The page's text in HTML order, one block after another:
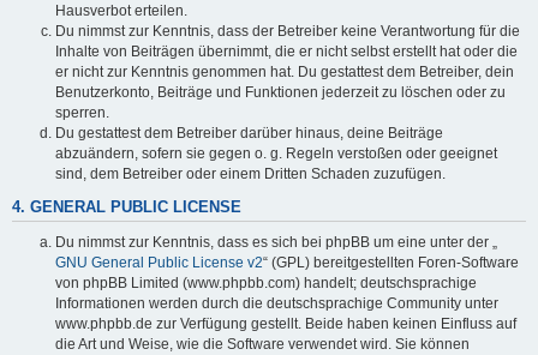
Hausverbot erteilen.
Du nimmst zur Kenntnis, dass der Betreiber keine Verantwortung für die
Inhalte von Beiträgen übernimmt, die er nicht selbst erstellt hat oder die
er nicht zur Kenntnis genommen hat. Du gestattest dem Betreiber, dein
Benutzerkonto, Beiträge und Funktionen jederzeit zu löschen oder zu
sperren.
Du gestattest dem Betreiber darüber hinaus, deine Beiträge
abzuändern, sofern sie gegen o. g. Regeln verstoßen oder geeignet
sind, dem Betreiber oder einem Dritten Schaden zuzufügen.
4. GENERAL PUBLIC LICENSE
Du nimmst zur Kenntnis, dass es sich bei phpBB um eine unter der „
GNU General Public License v2“ (GPL) bereitgestellten Foren-Software
von phpBB Limited (www.phpbb.com) handelt; deutschsprachige
Informationen werden durch die deutschsprachige Community unter
www.phpbb.de zur Verfügung gestellt. Beide haben keinen Einfluss auf
die Art und Weise, wie die Software verwendet wird. Sie können